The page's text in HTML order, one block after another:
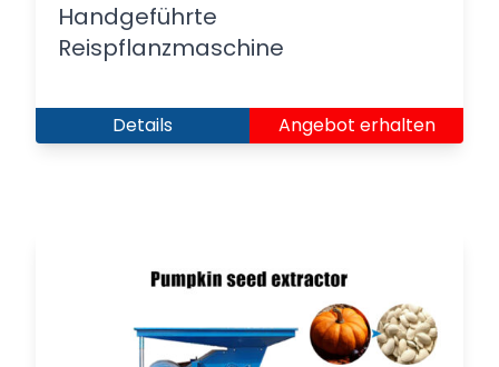
Handgeführte
Reispflanzmaschine
Details Angebot erhalten